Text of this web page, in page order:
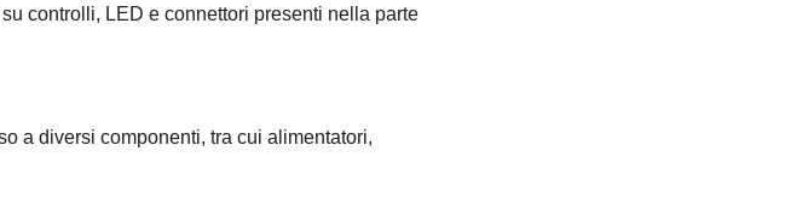
controlli, LED e connettori presenti nella parte
a diversi componenti, tra cui alimentatori,